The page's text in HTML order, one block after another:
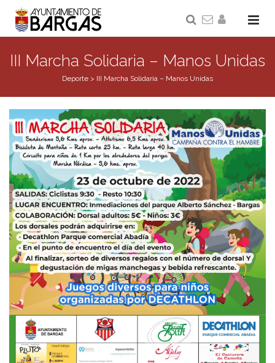
III Marcha Solidaria – Manos Unidas
Deporte > III Marcha Solidaria – Manos Unidas